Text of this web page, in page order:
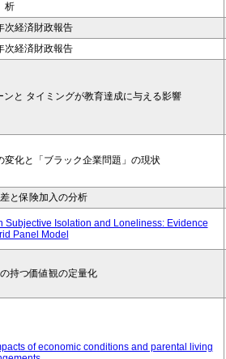
析
次経済財政報告
次経済財政報告
と タイミングが教育達成に与える影響
変化と「ブラック企業問題」の現状
と保険加入の分析
Subjective Isolation and Loneliness: Evidence
Panel Model
持つ価値観の定量化
of economic conditions and parental living